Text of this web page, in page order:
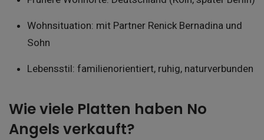
Wohnsituation: mit Partner Renick Bernadina und
Sohn
Lebensstil: familienorientiert, ruhig, naturverbunden
Wie viele Platten haben No
Angels verkauft?